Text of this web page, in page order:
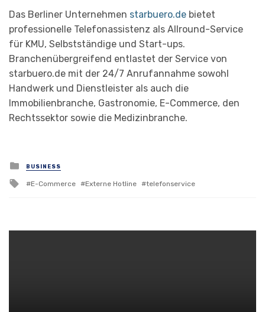
Das Berliner Unternehmen starbuero.de bietet
professionelle Telefonassistenz als Allround-Service
für KMU, Selbstständige und Start-ups.
Branchenübergreifend entlastet der Service von
starbuero.de mit der 24/7 Anrufannahme sowohl
Handwerk und Dienstleister als auch die
Immobilienbranche, Gastronomie, E-Commerce, den
Rechtssektor sowie die Medizinbranche.
Posted
in
BUSINESS
Tagged
E-Commerce Externe Hotline telefonservice